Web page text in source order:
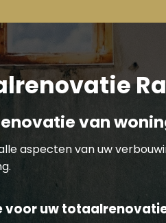
van
aspecten van uw
voor uw